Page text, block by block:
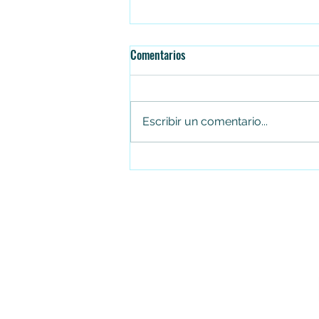
Juan Carlos Arias renuncia al
Comentarios
Escribir un comentario...